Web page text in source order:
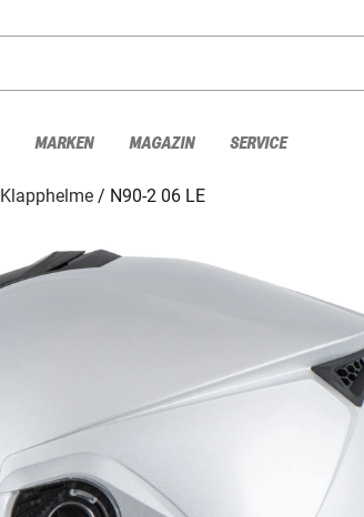
MARKEN MAGAZIN SERVICE
Klapphelme
N90-2 06 LE